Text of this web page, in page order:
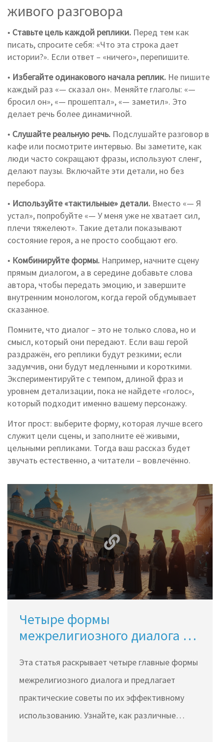
живого разговора
• Ставьте цель каждой реплики. Перед тем как
писать, спросите себя: «Что эта строка дает
истории?». Если ответ – «ничего», перепишите.
• Избегайте одинакового начала реплик. Не пишите
каждый раз «— сказал он». Меняйте глаголы: «—
бросил он», «— прошептал», «— заметил». Это
делает речь более динамичной.
• Слушайте реальную речь. Подслушайте разговор в
кафе или посмотрите интервью. Вы заметите, как
люди часто сокращают фразы, используют сленг,
делают паузы. Включайте эти детали, но без
перебора.
• Используйте «тактильные» детали. Вместо «— Я
устал», попробуйте «— У меня уже не хватает сил,
плечи тяжелеют». Такие детали показывают
состояние героя, а не просто сообщают его.
• Комбинируйте формы. Например, начните сцену
прямым диалогом, а в середине добавьте слова
автора, чтобы передать эмоцию, и завершите
внутренним монологом, когда герой обдумывает
сказанное.
Помните, что диалог – это не только слова, но и
смысл, который они передают. Если ваш герой
раздражён, его реплики будут резкими; если
задумчив, они будут медленными и короткими.
Экспериментируйте с темпом, длиной фраз и
уровнем детализации, пока не найдете «голос»,
который подходит именно вашему персонажу.
Итог прост: выберите форму, которая лучше всего
служит цели сцены, и заполните её живыми,
цельными репликами. Тогда ваш рассказ будет
звучать естественно, а читатели – вовлечённо.
Четыре формы
межрелигиозного диалога и
Эта статья раскрывает четыре главные формы
межрелигиозного диалога и предлагает
практические советы по их эффективному
использованию. Узнайте, как различные